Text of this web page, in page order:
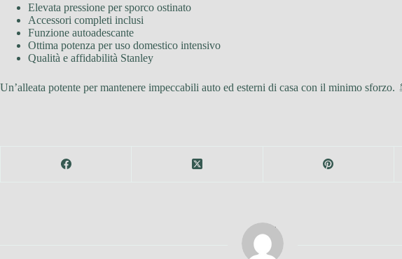
Elevata pressione per sporco ostinato
Accessori completi inclusi
Funzione autoadescante
Ottima potenza per uso domestico intensivo
Qualità e affidabilità Stanley
Un’alleata potente per mantenere impeccabili auto ed esterni di casa con il minimo sforzo.